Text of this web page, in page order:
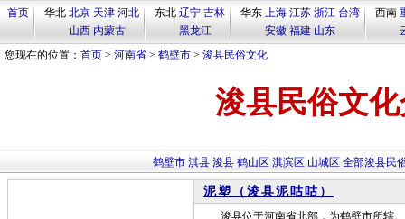
首页 华北 北京 天津 河北
山西 内蒙古
东北 辽宁 吉林
黑龙江
华东 上海 江苏 浙江 台湾
安徽 福建 山东
西南
您现在的位置： 首页 > 河南省 > 鹤壁市 > 浚县民俗文化
浚县民俗文
鹤壁市 淇县 浚县 鹤山区 淇滨区 山城区 全部浚县民
泥塑（浚县泥咕咕）
浚县位于河南省北部，为鹤壁市所辖。